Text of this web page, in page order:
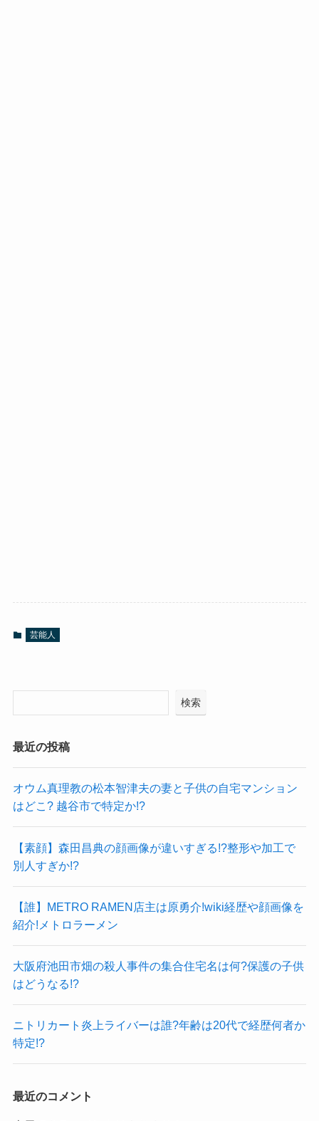
芸能人
検索
最近の投稿
オウム真理教の松本智津夫の妻と子供の自宅マンション
はどこ? 越谷市で特定か!?
【素顔】森田昌典の顔画像が違いすぎる!?整形や加工で
別人すぎか!?
【誰】METRO RAMEN店主は原勇介!wiki経歴や顔画像を
紹介!メトロラーメン
大阪府池田市畑の殺人事件の集合住宅名は何?保護の子供
はどうなる!?
ニトリカート炎上ライバーは誰?年齢は20代で経歴何者か
特定!?
最近のコメント